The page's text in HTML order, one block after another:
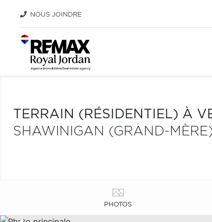
NOUS JOINDRE
TERRAIN (RÉSIDENTIEL) À
SHAWINIGAN (GRAND-
PHOTOS